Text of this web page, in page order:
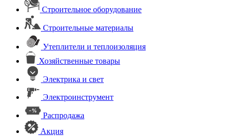
Строительное оборудование
Строительные материалы
Утеплители и теплоизоляция
Хозяйственные товары
Электрика и свет
Электроинструмент
Распродажа
Акция